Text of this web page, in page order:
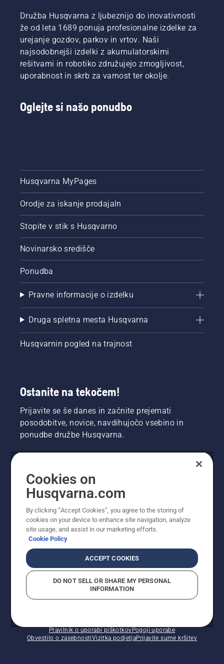
Družba Husqvarna z ljubeznijo do inovativnosti
že od leta 1689 ponuja profesionalne izdelke za
urejanje gozdov, parkov in vrtov. Naši
najsodobnejši izdelki z akumulatorskimi
rešitvami in robotiko združujejo zmogljivost,
uporabnost in skrb za varnost ter okolje.
Oglejte si našo ponudbo
Husqvarna MyPages
Orodje za iskanje prodajaln
Stopite v stik s Husqvarno
Novinarsko središče
Ponudba
Pravne informacije o izdelku
Druga spletna mesta Husqvarna
Husqvarnin pogled na trajnost
Ostanite na tekočem!
Prijavite se še danes in začnite prejemati
posodobitve, novice, navdihujočo vsebino in
ponudbe družbe Husqvarna.
Pravilnik o uporabi piškotkovPogoji uporabe
Obvestilo o zasebnostiVizitka podjetjaPrijavite sume kršitev
Cookies on
Husqvarna.com
By clicking “Accept Cookies”, you agree to the storing of
cookies on your device to enhance site navigation, analyze
site usage, and assist in our marketing efforts.
Cookie Policy
ACCEPT COOKIES
DO NOT SELL OR SHARE MY PERSONAL
INFORMATION